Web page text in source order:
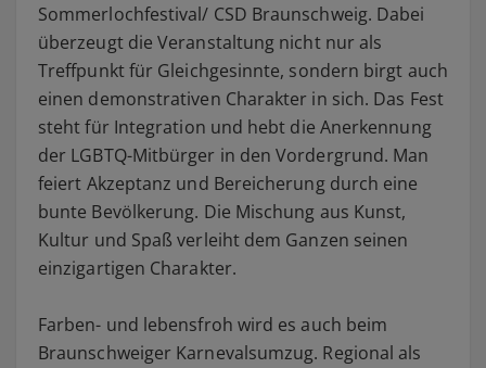
Sommerlochfestival/ CSD Braunschweig. Dabei
überzeugt die Veranstaltung nicht nur als
Treffpunkt für Gleichgesinnte, sondern birgt auch
einen demonstrativen Charakter in sich. Das Fest
steht für Integration und hebt die Anerkennung
der LGBTQ-Mitbürger in den Vordergrund. Man
feiert Akzeptanz und Bereicherung durch eine
bunte Bevölkerung. Die Mischung aus Kunst,
Kultur und Spaß verleiht dem Ganzen seinen
einzigartigen Charakter.
Farben- und lebensfroh wird es auch beim
Braunschweiger Karnevalsumzug. Regional als